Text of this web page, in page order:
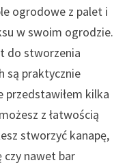
ogrodowe z palet i
w swoim ogrodzie.
do stworzenia
są praktycznie
przedstawiłem kilka
z łatwością
stworzyć kanapę,
czy nawet bar